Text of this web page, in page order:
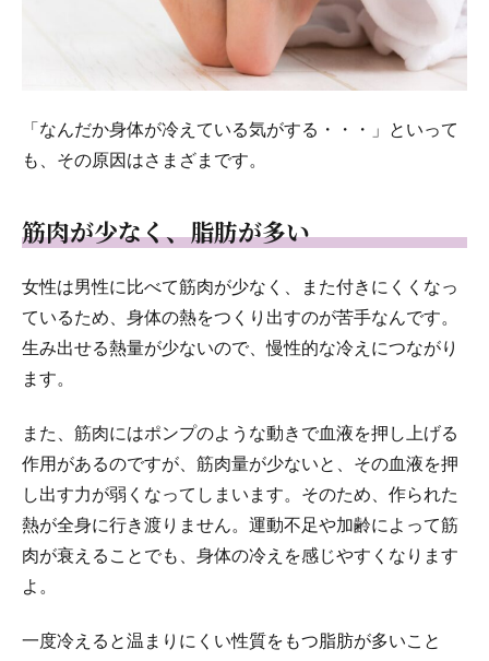
「なんだか身体が冷えている気がする・・・」といって
も、その原因はさまざまです。
筋肉が少なく、脂肪が多い
女性は男性に比べて筋肉が少なく、また付きにくくなっ
ているため、身体の熱をつくり出すのが苦手なんです。
生み出せる熱量が少ないので、慢性的な冷えにつながり
ます。
また、筋肉にはポンプのような動きで血液を押し上げる
作用があるのですが、筋肉量が少ないと、その血液を押
し出す力が弱くなってしまいます。そのため、作られた
熱が全身に行き渡りません。運動不足や加齢によって筋
肉が衰えることでも、身体の冷えを感じやすくなります
よ。
一度冷えると温まりにくい性質をもつ脂肪が多いこと